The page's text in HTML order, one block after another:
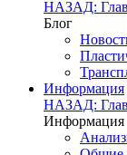
НАЗАД:
Блог
Информация
НАЗАД:
Информация